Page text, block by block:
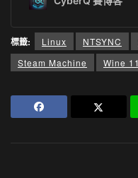
標籤: Linux NTSYNC
Steam Machine
Wine 11